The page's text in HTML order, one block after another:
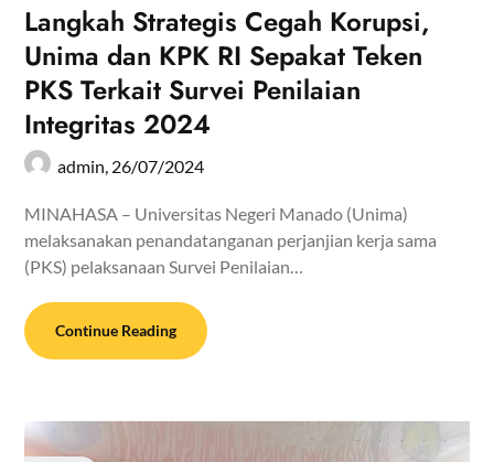
Langkah Strategis Cegah Korupsi,
Unima dan KPK RI Sepakat Teken
PKS Terkait Survei Penilaian
Integritas 2024
admin, 26/07/2024
MINAHASA – Universitas Negeri Manado (Unima)
melaksanakan penandatanganan perjanjian kerja sama
(PKS) pelaksanaan Survei Penilaian…
Continue Reading